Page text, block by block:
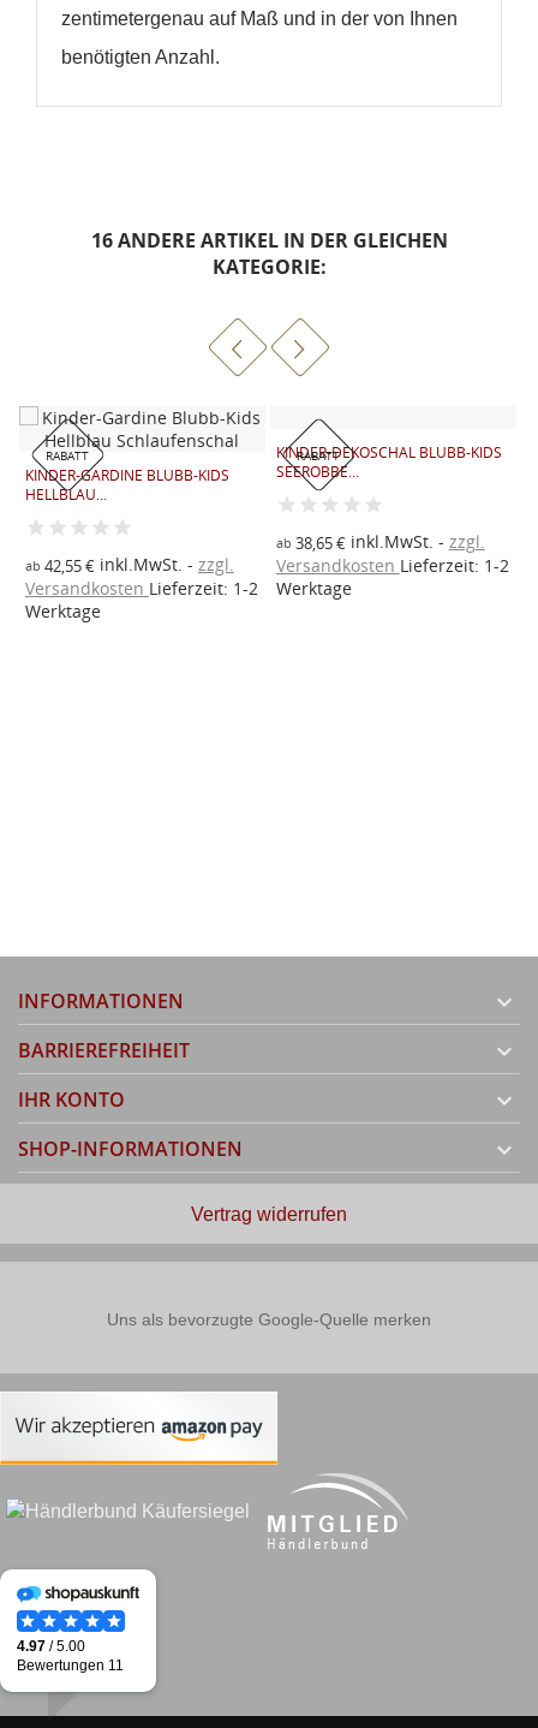
zentimetergenau auf Maß und in der von Ihnen
benötigten Anzahl.
16 ANDERE ARTIKEL IN DER GLEICHEN
KATEGORIE:
RABATT
KINDER-GARDINE BLUBB-KIDS
HELLBLAU...
ab 42,55 €inkl.MwSt.
zzgl.
Versandkosten Lieferzeit: 1-2
Werktage
RABATT
KINDER-DEKOSCHAL BLUBB-KIDS
SEEROBBE...
ab 38,65 €inkl.MwSt.
zzgl.
Versandkosten Lieferzeit: 1-2
Werktage
INFORMATIONEN 
BARRIEREFREIHEIT 
IHR KONTO 
SHOP-INFORMATIONEN 
Vertrag widerrufen
Uns als bevorzugte Google-Quelle merken